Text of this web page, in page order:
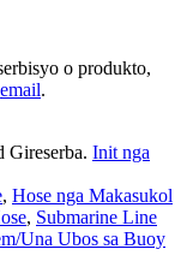
o produkto,
email.
Gireserba. Init nga
, Hose nga Makasukol
, Submarine Line
Una Ubos sa Buoy